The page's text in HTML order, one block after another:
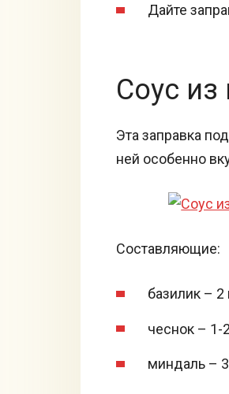
Дайте
Соус
Эта заправка
ней особенно
Составляющие:
базилик –
чеснок – 1-
миндаль –